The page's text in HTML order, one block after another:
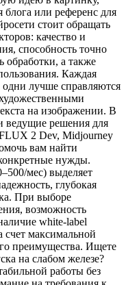
блога или референс для
стоит обращать
качество и
способность точно
обработки, а также
Каждая
лучше справляются
на изображении. В
ведущие решения для
2 Dev, Midjourney
вам найти
нужды.
мес) выделяет
глубокая
При выборе
возможность
white-label
максимальной
преимущества. Ищете
на слабом железе?
работы без